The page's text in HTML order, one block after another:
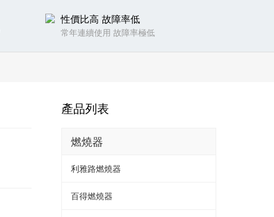
性價比高 故障率低
常年連續使用 故障率極低
產品列表
燃燒器
利雅路燃燒器
百得燃燒器